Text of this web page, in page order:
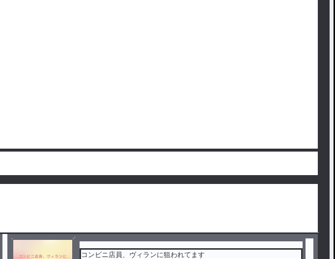
コンビニ店員、ヴィランに狙われてます